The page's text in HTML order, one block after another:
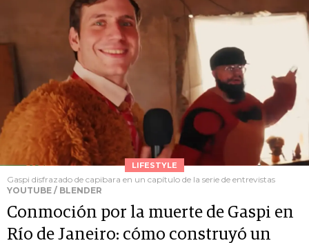
LIFESTYLE
Gaspi disfrazado de capibara en un capítulo de la serie de entrevistas
YOUTUBE / BLENDER
Conmoción por la muerte de Gaspi en
Río de Janeiro: cómo construyó un